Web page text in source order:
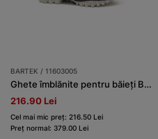
BARTEK / 11603005
Ghete îmblănite pentru băieți BARTEK 11603005, bej
216.90 Lei
Cel mai mic preț: 216.50 Lei
Preț normal: 379.00 Lei